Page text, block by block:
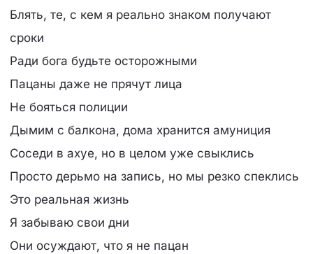
Блять, те, с кем я реально знаком получают
сроки
Ради бога будьте осторожными
Пацаны даже не прячут лица
Не бояться полиции
Дымим с балкона, дома хранится амуниция
Соседи в ахуе, но в целом уже свыклись
Просто дерьмо на запись, но мы резко спеклись
Это реальная жизнь
Я забываю свои дни
Они осуждают, что я не пацан